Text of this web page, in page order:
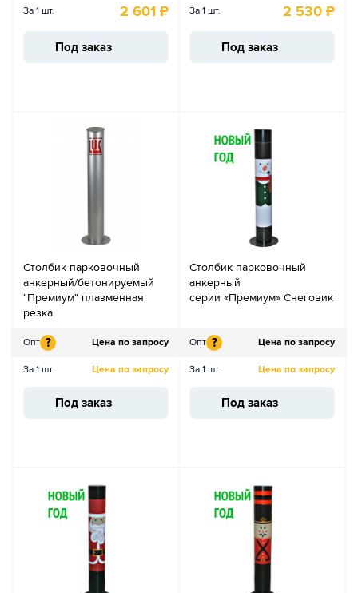
За 1 шт. 2 601 ₽
Под заказ
За 1 шт. 2 530 ₽
Под заказ
Столбик парковочный
анкерный/бетонируемый
"Премиум" плазменная
резка
Опт ? Цена по запросу
За 1 шт. Цена по запросу
Под заказ
Столбик парковочный
анкерный
серии «Премиум» Снеговик
Опт ? Цена по запросу
За 1 шт. Цена по запросу
Под заказ